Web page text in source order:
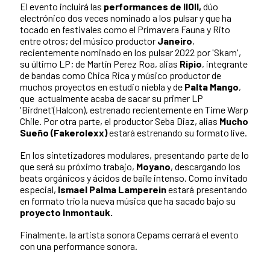
El evento incluirá las performances de IIOII, dúo
electrónico dos veces nominado a los pulsar y que ha
tocado en festivales como el Primavera Fauna y Rito
entre otros; del músico productor Janeiro,
recientemente nominado en los pulsar 2022 por 'Skam',
su último LP; de Martín Perez Roa, alias Ripio, integrante
de bandas como Chica Rica y músico productor de
muchos proyectos en estudio niebla y de Palta Mango,
que actualmente acaba de sacar su primer LP
'Birdnet'(Halcon), estrenado recientemente en Time Warp
Chile. Por otra parte, el productor Seba Diaz, alias Mucho
Sueño (Fakerolexx)estará estrenando su formato live.
En los sintetizadores modulares, presentando parte de lo
que será su próximo trabajo, Moyano, descargando los
beats orgánicos y ácidos de baile intenso. Como invitado
especial, Ismael Palma Lampereinestará presentando
en formato trío la nueva música que ha sacado bajo su
proyecto Inmontauk.
Finalmente, la artista sonora Cepams cerrará el evento
con una performance sonora.